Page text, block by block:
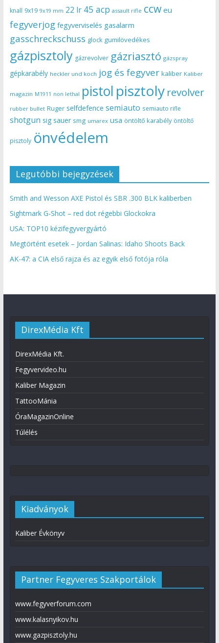
knall 9x19 9x19 mm 22 lr 45 acp assault rifle ccw eu
fegyverjog fegyverviselés gasalarm
gasschreckschuss glock gumilövedékes
gázpisztoly gázrevolver gázriasztó gázspray
gépkarabély heckler und koch jog és fegyver kaliber Kaliber
magazin M1911 non lethal pistol pisztoly revolver
rubber bullet Ruger selfdefence semiauto semiauto rifle
shotgun sig sauer smg umarex usa öntöltő karabély öntöltő
pisztoly önvédelem
Legutóbbi bejegyzések
Smith and Wesson AXE Pistol és SBR .300 BLK kaliberben
Sightmark G-Shot – red dot régebbi Glockokra
USA: TOP10 kézifegyvergyártó
Megtörtént esetek – Jordan Salinas: Idaho Shoots Back
AK-47: a CIA első rajza és az egyik első fotója róla
DirexMédia Kft
DirexMédia Kft.
Fegyvervideo.hu
Kaliber Magazin
TattooMánia
ÓraMagazinOnline
Túlélés
Kiadványok
Kaliber Évkönyv
Partner Fegyveres Szakportálok
www.fegyverforum.com
www.kalasnyikov.hu
www.gazpisztoly.hu